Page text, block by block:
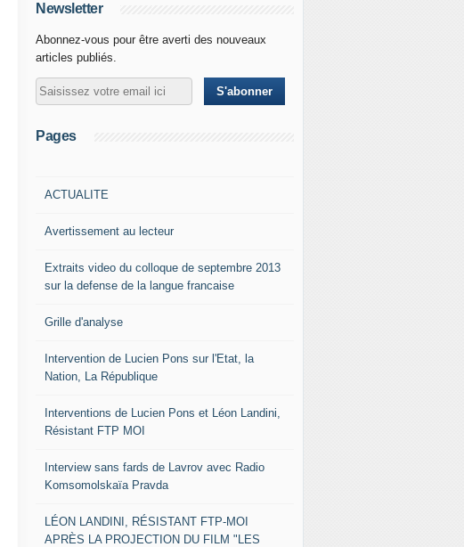
Newsletter
Abonnez-vous pour être averti des nouveaux
articles publiés.
Pages
ACTUALITE
Avertissement au lecteur
Extraits video du colloque de septembre 2013
sur la defense de la langue francaise
Grille d'analyse
Intervention de Lucien Pons sur l'Etat, la
Nation, La République
Interventions de Lucien Pons et Léon Landini,
Résistant FTP MOI
Interview sans fards de Lavrov avec Radio
Komsomolskaïa Pravda
LÉON LANDINI, RÉSISTANT FTP-MOI
APRÈS LA PROJECTION DU FILM "LES